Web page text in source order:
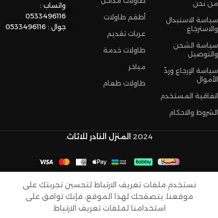
من نحن
سياسة الاستبدال
والاسترجاع
سياسة الشحن
والتوصيل
سياسة الإرجاع وردّ
الأموال
اتفاقية المستخدم
الشروط والاحكام
أطقم طاولات
عربات تقديم
طاولات خدمة
مباخر
طاولات طعام
واتساب :
0533496116
جوال : 0533496116
2024 المنزل النادر للاثاث.
حسابي
نستخدم ملفات تعريف الارتباط لتحسين تجربتك على
موقعنا. بتصفحك لهذا الموقع، فإنك توافق على
استخدامنا لملفات تعريف الارتباط.
عربة
شكل
اكس
304,00 ر.س
259,00 ر.س